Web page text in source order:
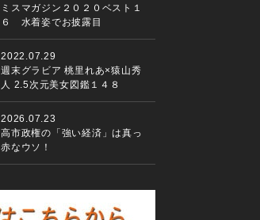
ミスマガジン２０２０ベスト１
６ 水着姿でお披露目
2022.07.29
週末グラビア 桃里れあ×猿山秀
人 2.5次元美女図鑑１４８
2026.07.23
高市政権の「強い経済」は真っ
赤なウソ！